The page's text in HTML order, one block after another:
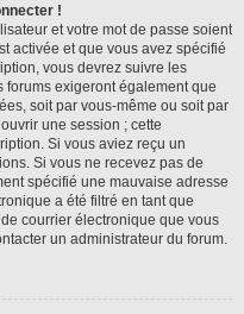
!
et votre mot de passe soient
activée et que vous avez spécifié
vous devrez suivre les
forums exigeront également que
soit par vous-même ou soit par
une session ; cette
Si vous aviez reçu un
Si vous ne recevez pas de
spécifié une mauvaise adresse
a été filtré en tant que
courrier électronique que vous
un administrateur du forum.